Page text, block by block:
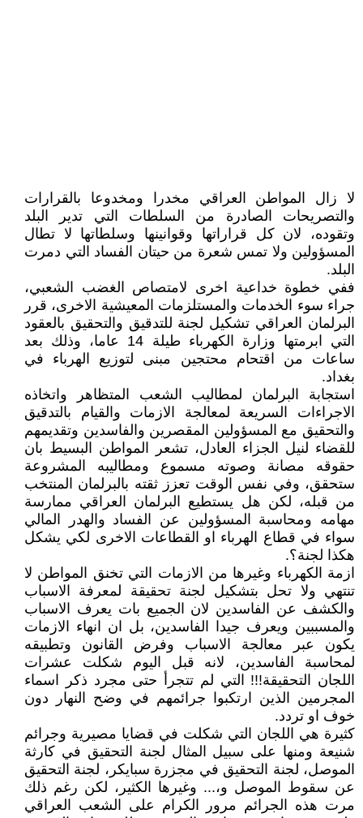
لا زال المواطن العراقي مخدرا ومخدوعا بالقرارات
والتصريحات الصادرة من السلطات التي تدير البلد
وتقوده، لان كل قراراتها وقوانينها وسلطاتها لا تطال
المسؤولين ولا تمس شعرة من حيتان الفساد التي دمرت
البلد.
ففي خطوة خداعية اخرى لامتصاص الغضب الشعبي،
جراء سوء الخدمات والمستلزمات المعيشية الاخرى، قرر
البرلمان العراقي تشكيل لجنة للتدقيق والتحقيق بالعقود
التي ابرمتها وزارة الكهرباء طيلة 14 عاما، وذلك بعد
ساعات من اقتحام محتجين مبنى لتوزيع الهرباء في
بغداد.
استجابة البرلمان لمطاليب الشعب المتظاهر واتخاذه
الاجراءات السريعة لمعالجة الازمات والقيام بالتدقيق
والتحقيق مع المسؤولين المقصرين والفاسدين وتقديمهم
للقضاء لنيل الجزاء العادل، تشعر المواطن البسيط بان
حقوقه مصانة وصوته مسموع ومطاليبه المشروعة
ستحقق، وفي نفس الوقت تعزز ثقته بالبرلمان المنتخب
من قبله، لكن هل يستطيع البرلمان العراقي ممارسة
مهامه ومحاسبة المسؤولين عن الفساد والهدر المالي
سواء في قطاع الهرباء او القطاعات الاخرى لكي يشكل
هكذا لجنة؟.
ازمة الكهرباء وغيرها من الازمات التي تخنق المواطن لا
تنتهي ولا تحل بتشكيل لجنة تحقيقة لمعرفة الاسباب
والكشف عن الفاسدين لان الجميع بات يعرف الاسباب
والمسببين ويعرف جيدا الفاسدين، بل ان انهاء الازمات
يكون عبر معالجة الاسباب وفرض القانون وتطبيقه
لمحاسبة الفاسدين، لانه قبل اليوم شكلت عشرات
اللجان التحقيقة!!! التي لم تتجرأ حتى مجرد ذكر اسماء
المجرمين الذين ارتكبوا جرائمهم في وضح النهار دون
خوف او تردد.
كثيرة هي اللجان التي شكلت في قضايا مصيرية وجرائم
شنيعة ومنها على سبيل المثال لجنة التحقيق في كارثة
الموصل، لجنة التحقيق في مجزرة سبايكر، لجنة التحقيق
عن سقوط الموصل و،... وغيرها الكثير، لكن رغم ذلك
مرت هذه الجرائم مرور الكرام على الشعب العراقي